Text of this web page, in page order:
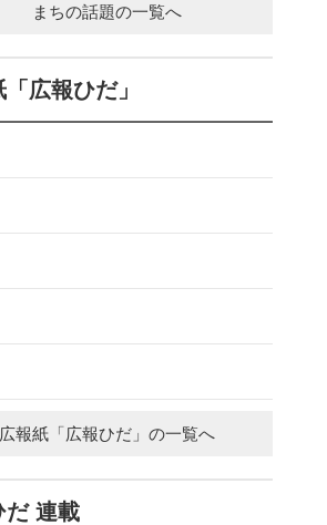
まちの話題の一覧へ
広報ひだ」
広報紙「広報ひだ」の一覧へ
だ 連載